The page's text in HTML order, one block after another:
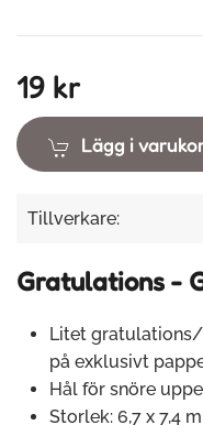
19 kr
Lägg i
Tillverkare:
Gratulations -
Litet
på exklusivt
Hål för snöre
Storlek: 6,7 x 7,4